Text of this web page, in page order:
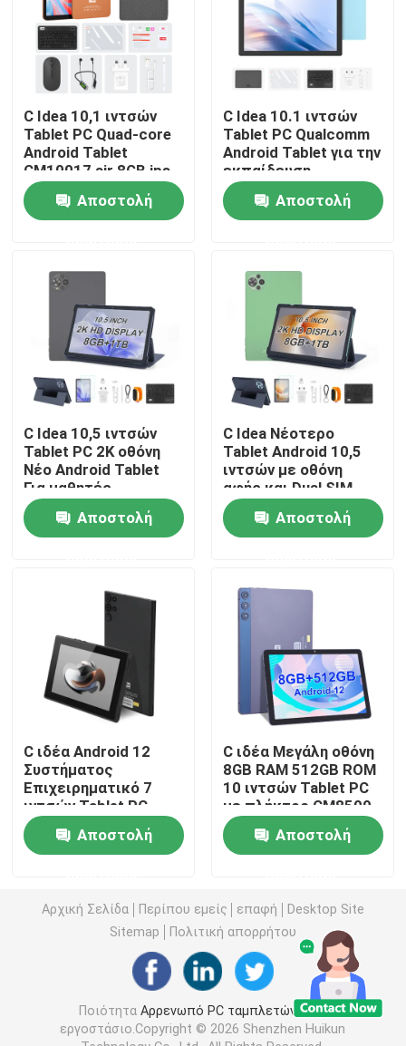
Αρχική Σελίδα
Προϊόντα
Εμφάνιση VR
Σχετικά με εμάς
Γύρος εργοστασίων
Ποιοτικός έλεγχος
επαφή
Ζητήστε ένα απόσπασμα
Αρρενωπό PC ταμπλετών
Έξυπνο Tablet PC
Ταμπλέτες με οθόνη αφής
Ταμπλέτα Kidspad
Εκπαιδευτική Ταμπλέτα για Φοιτητές
7 ιντσών Tablet PC
8 ιντσών Tablet PC
C Idea 10,1 ιντσών
Tablet PC Quad-core
Android Tablet
CM10017 air 8GB ips
με υποδοχή για κάρτα
SIM
Αποστολή
C Idea 10.1 ιντσών
Tablet PC Qualcomm
Android Tablet για την
εκπαίδευση
CM9000ultra Blue
Αποστολή
C Idea 10,5 ιντσών
Tablet PC 2K οθόνη
Νέο Android Tablet
Για μαθητές
Cm10500 Plus Γκρι
Αποστολή
C Idea Νέοτερο
Tablet Android 10,5
ιντσών με οθόνη
αφής και Dual SIM
CM10500 Plus
πράσινοΑποστολή
C ιδέα Android 12
Συστήματος
Επιχειρηματικό 7
ιντσών Tablet PC
Υποστηρίζοντας
Bluetooth Διπλή
κάρτα Κλήση με
Αποστολή
C ιδέα Μεγάλη οθόνη
8GB RAM 512GB ROM
10 ιντσών Tablet PC
με πλήκτρο CM8500
Αποστολή
Αρχική Σελίδα Περίπου εμείς επαφή
Desktop Site
Sitemap
Πολιτική απορρήτου
ΠοιότηταΑρρενωπό PC ταμπλετών Κίνα
εργοστάσιο.Copyright © 2026 Shenzhen Huikun